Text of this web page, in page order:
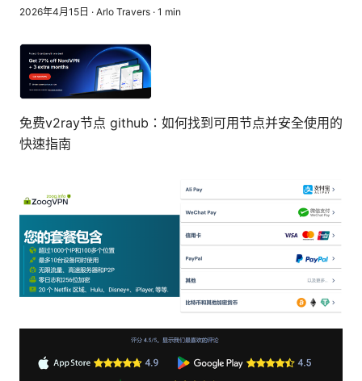
2026年4月15日 · Arlo Travers · 1 min
免费v2ray节点 github：如何找到可用节点并安全使用的
快速指南